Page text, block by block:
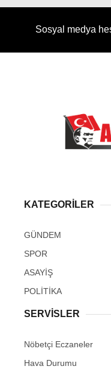
Sosyal medya
KATEGORİLER
GÜNDEM
SPOR
ASAYİŞ
POLİTİKA
SERVİSLER
Nöbetçi Eczaneler
Hava Durumu